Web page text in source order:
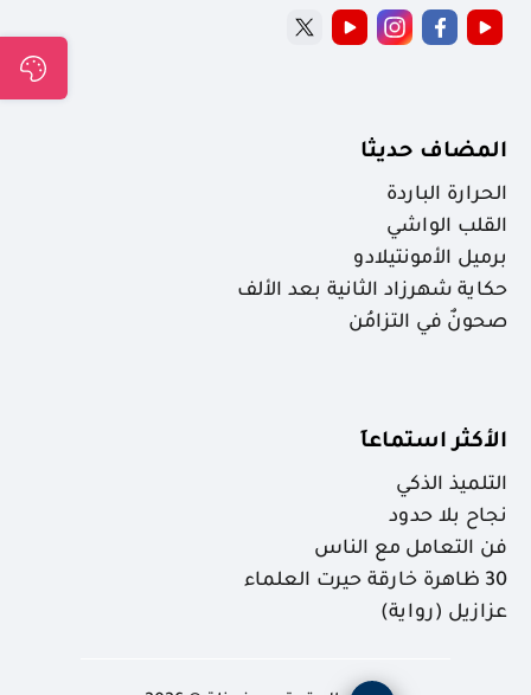
المضاف حديثا
الحرارة الباردة
القلب الواشي
برميل الأمونتيلادو
حكاية شهرزاد الثانية بعد الألف
صحونٌ في التزامُن
الأكثر استماعاَ
التلميذ الذكي
نجاح بلا حدود
فن التعامل مع الناس
30 ظاهرة خارقة حيرت العلماء
عزازيل (رواية)